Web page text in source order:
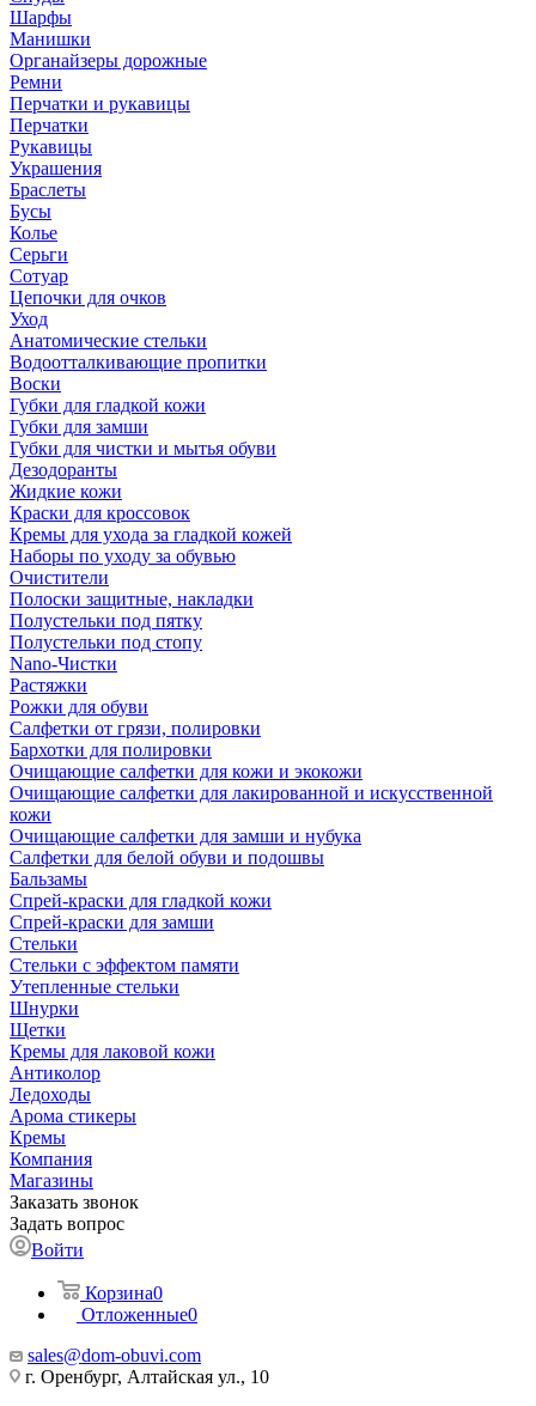
Шарфы
Манишки
Органайзеры дорожные
Ремни
Перчатки и рукавицы
Перчатки
Рукавицы
Украшения
Браслеты
Бусы
Колье
Серьги
Сотуар
Цепочки для очков
Уход
Анатомические стельки
Водоотталкивающие пропитки
Воски
Губки для гладкой кожи
Губки для замши
Губки для чистки и мытья обуви
Дезодоранты
Жидкие кожи
Краски для кроссовок
Кремы для ухода за гладкой кожей
Наборы по уходу за обувью
Очистители
Полоски защитные, накладки
Полустельки под пятку
Полустельки под стопу
Nano-Чистки
Растяжки
Рожки для обуви
Салфетки от грязи, полировки
Бархотки для полировки
Очищающие салфетки для кожи и экокожи
Очищающие салфетки для лакированной и искусственной
кожи
Очищающие салфетки для замши и нубука
Салфетки для белой обуви и подошвы
Бальзамы
Спрей-краски для гладкой кожи
Спрей-краски для замши
Стельки
Стельки с эффектом памяти
Утепленные стельки
Шнурки
Щетки
Кремы для лаковой кожи
Антиколор
Ледоходы
Арома стикеры
Кремы
Компания
Магазины
Заказать звонок
Задать вопрос
Войти
Корзина0
Отложенные0
sales@dom-obuvi.com
г. Оренбург, Алтайская ул., 10